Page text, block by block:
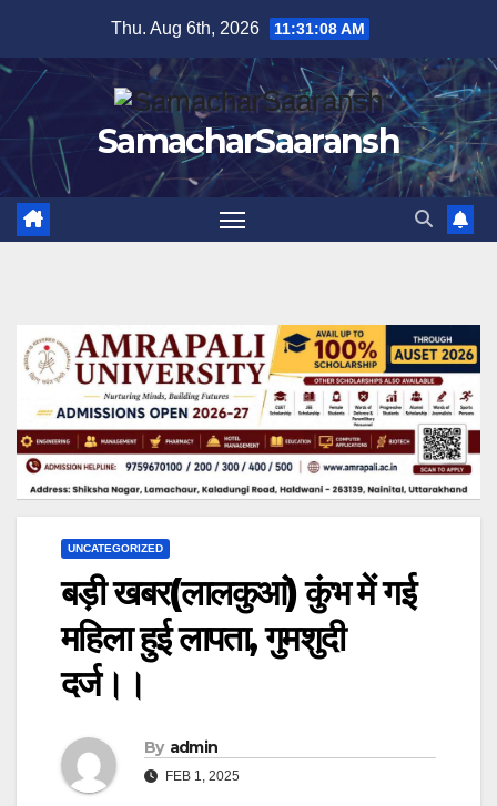
content
Thu. Aug 6th, 2026 11:31:09 AM
SamacharSaaransh
UNCATEGORIZED
बड़ी खबर(लालकुआं) कुंभ में गई
महिला हुई लापता, गुमशुदी
दर्ज।।
By admin
FEB 1, 2025